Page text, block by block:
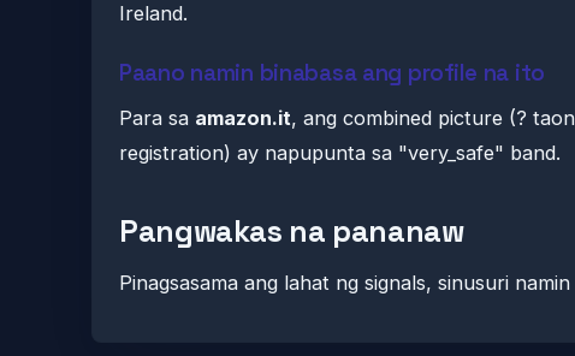
Ireland.
Paano namin binabasa ang profile na ito
Para sa amazon.it, ang combined picture (?
registration) ay napupunta sa "very_safe" band.
Pangwakas na pananaw
Pinagsasama ang lahat ng signals, sinusuri